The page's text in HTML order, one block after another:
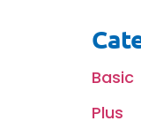
Basic
Plus